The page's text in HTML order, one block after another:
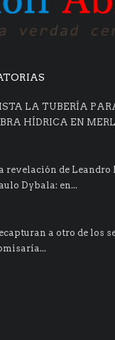
LA TUBERÍA
HÍDRICA EN
revelación de Leandro
Dybala: en...
a otro de los